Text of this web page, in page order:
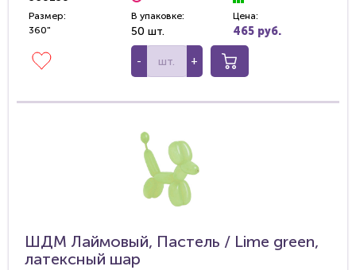
Размер:
360"
В упаковке:
50 шт.
Цена:
465 руб.
- +
ШДМ Лаймовый, Пастель / Lime green,
латексный шар